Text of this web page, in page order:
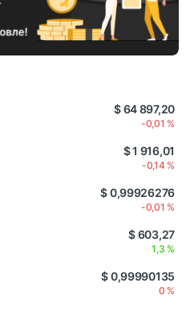
$ 64 897,20
-0,01 %
$ 1 916,01
-0,14 %
$ 0,99926276
-0,01 %
$ 603,27
1,3 %
$ 0,99990135
0 %